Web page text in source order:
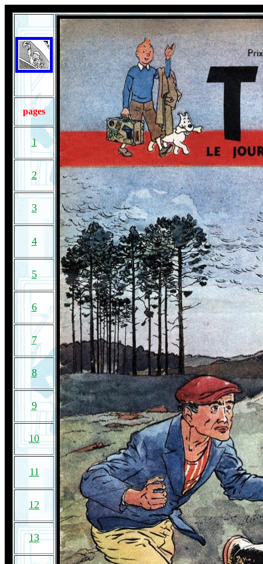
pages
1
2
3
4
5
6
7
8
9
10
11
12
13